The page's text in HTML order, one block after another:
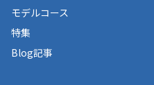
モデルコース
特集
Blog記事